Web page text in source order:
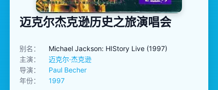
迈克尔杰克逊历史之旅演唱会
别名：
Michael Jackson: HIStory Live (1997)
主演：
迈克尔·杰克逊
导演：
Paul Becher
年份：
1997